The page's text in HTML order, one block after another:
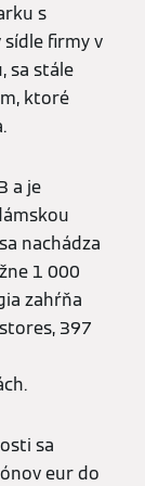
s
firmy v
sa stále
ktoré
a je
nachádza
1 000
zahŕňa
397
sa
eur do